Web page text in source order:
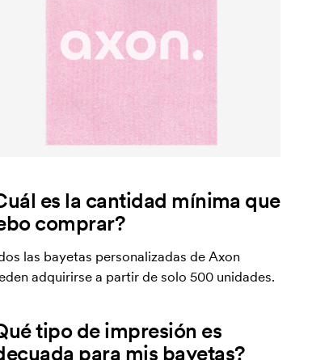
es la cantidad mínima que
comprar?
las bayetas personalizadas de Axon
adquirirse a partir de solo 500 unidades.
tipo de impresión es
para mis bayetas?